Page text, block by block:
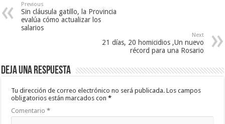
Previous
Sin cláusula gatillo, la Provincia
evalúa cómo actualizar los
salarios
Next
21 días, 20 homicidios ,Un nuevo
récord para una Rosario
Deja una respuesta
Tu dirección de correo electrónico no será publicada. Los campos
obligatorios están marcados con*
Comentario*